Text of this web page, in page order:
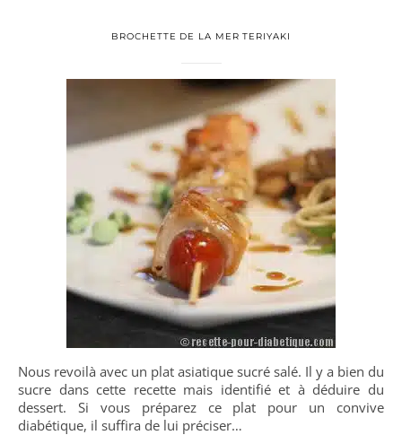
BROCHETTE DE LA MER TERIYAKI
Nous revoilà avec un plat asiatique sucré salé. Il y a bien du
sucre dans cette recette mais identifié et à déduire du
dessert. Si vous préparez ce plat pour un convive
diabétique, il suffira de lui préciser…